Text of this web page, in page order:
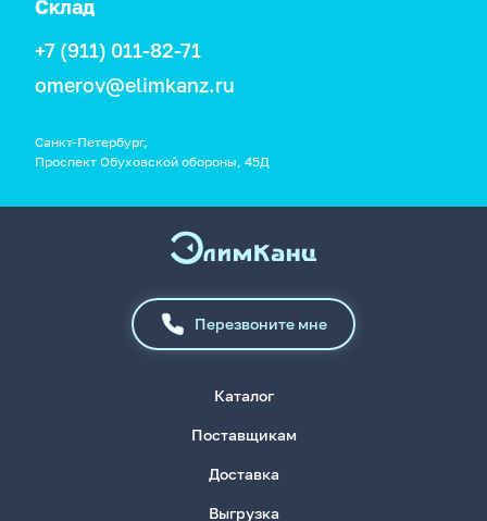
Склад
+7 (911) 011-82-71
omerov@elimkanz.ru
Санкт-Петербург,
Проспект Обуховской обороны, 45Д
Перезвоните мне
Каталог
Поставщикам
Доставка
Выгрузка